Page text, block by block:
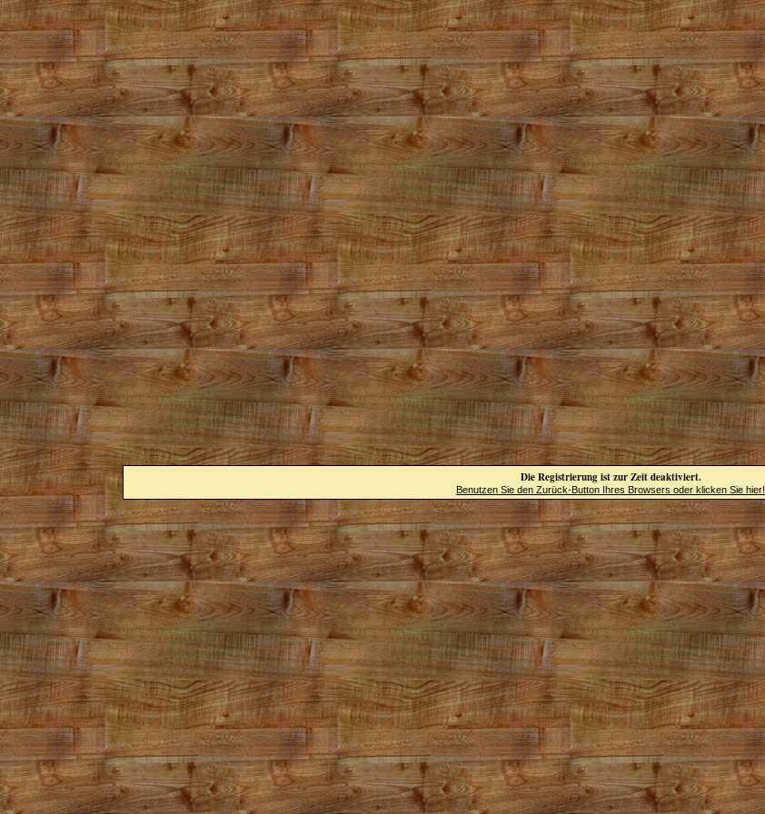
Die Registrierung ist zur Zeit deaktiviert.
Benutzen Sie den Zurück-Button Ihres Browsers oder klicken Sie hier!